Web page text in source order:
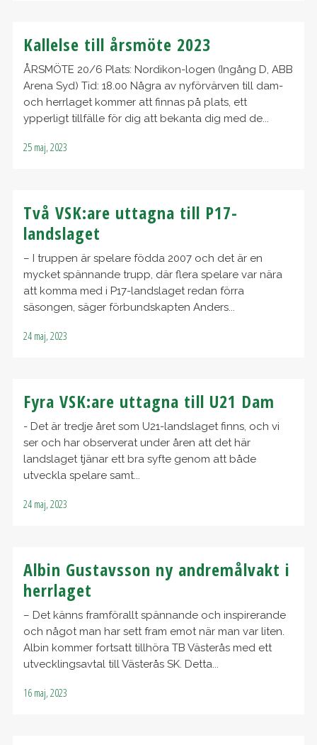
Kallelse till årsmöte 2023
ÅRSMÖTE 20/6 Plats: Nordikon-logen (Ingång D, ABB
Arena Syd) Tid: 18.00 Några av nyförvärven till dam-
och herrlaget kommer att finnas på plats, ett
ypperligt tillfälle för dig att bekanta dig med de...
25 maj, 2023
Två VSK:are uttagna till P17-
landslaget
– I truppen är spelare födda 2007 och det är en
mycket spännande trupp, där flera spelare var nära
att komma med i P17-landslaget redan förra
säsongen, säger förbundskapten Anders...
24 maj, 2023
Fyra VSK:are uttagna till U21 Dam
- Det är tredje året som U21-landslaget finns, och vi
ser och har observerat under åren att det här
landslaget tjänar ett bra syfte genom att både
utveckla spelare samt...
24 maj, 2023
Albin Gustavsson ny andremålvakt i
herrlaget
– Det känns framförallt spännande och inspirerande
och något man har sett fram emot när man var liten.
Albin kommer fortsatt tillhöra TB Västerås med ett
utvecklingsavtal till Västerås SK. Detta...
16 maj, 2023